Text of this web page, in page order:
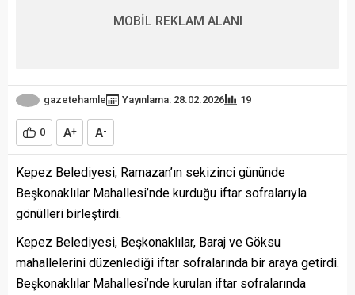
MOBİL REKLAM ALANI
gazetehamle Yayınlama: 28.02.2026 19
0 A+ A-
Kepez Belediyesi, Ramazan’ın sekizinci gününde
Beşkonaklılar Mahallesi’nde kurduğu iftar sofralarıyla
gönülleri birleştirdi.
Kepez Belediyesi, Beşkonaklılar, Baraj ve Göksu
mahallelerini düzenlediği iftar sofralarında bir araya getirdi.
Beşkonaklılar Mahallesi’nde kurulan iftar sofralarında